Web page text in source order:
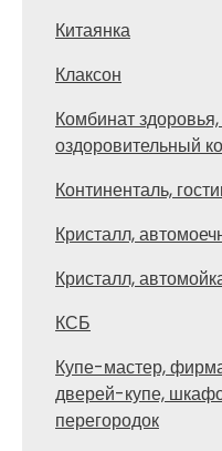
Китаянка
Клаксон
Комбинат
оздоровительный
Континенталь,
Кристалл,
Кристалл,
КСБ
Купе-мастер,
дверей-купе,
перегородок